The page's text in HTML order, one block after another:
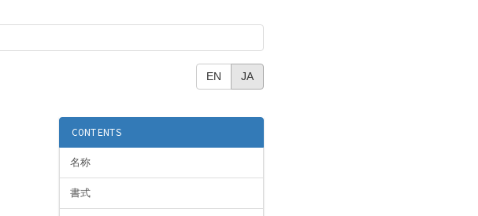
EN JA
CONTENTS
名称
書式